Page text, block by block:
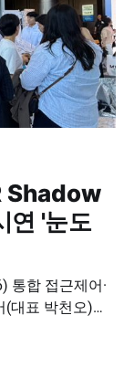
Shadow
연 '눈도
대표 박천오)는
Control(디비